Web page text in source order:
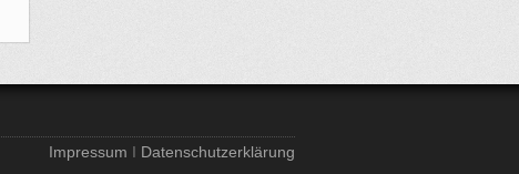
Impressum I Datenschutzerklärung